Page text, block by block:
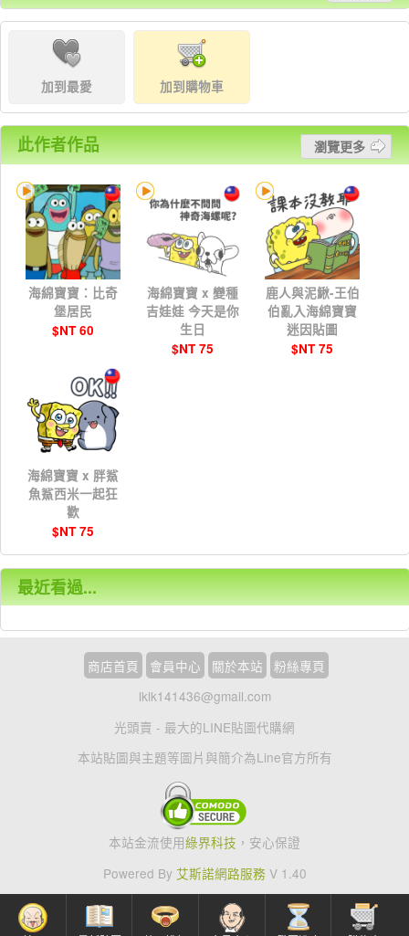
加到最愛 加到購物車
此作者作品 瀏覽更多
海綿寶寶：比奇
堡居民
$NT 60
海綿寶寶 x 變種
吉娃娃 今天是你
生日
$NT 75
鹿人與泥鰍-王伯
伯亂入海綿寶寶
迷因貼圖
$NT 75
海綿寶寶 x 胖鯊
魚鯊西米一起狂
歡
$NT 75
最近看過...
商店首頁 會員中心 關於本站
粉絲專頁
lklk141436@gmail.com
光頭賣 - 最大的LINE貼圖代購網
本站貼圖與主題等圖片與簡介為Line官方所有
本站金流使用綠界科技 ，安心保證
Powered By 艾斯諾網路服務 V 1.40